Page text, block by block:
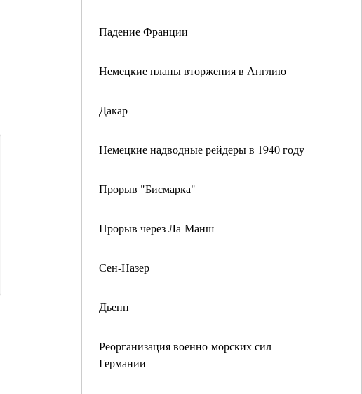
Падение Франции
Немецкие планы вторжения в Англию
Дакар
Немецкие надводные рейдеры в 1940 году
Прорыв "Бисмарка"
Прорыв через Ла-Манш
Сен-Назер
Дьепп
Реорганизация военно-морских сил
Германии